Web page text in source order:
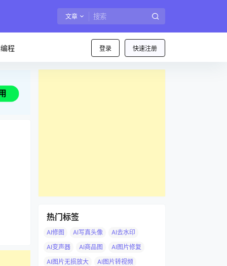
文章
登录 快速注册
程
热门标签
AI修图 AI写真头像
AI去水印
AI变声器
AI商品图
AI图片修复
AI图片无损放大
AI图片转视频